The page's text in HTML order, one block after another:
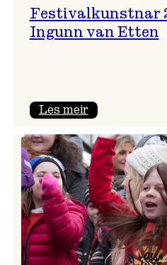
Festivalkunstnar
Ingunn van Etten
Les meir:
2026
–
Ingunn van